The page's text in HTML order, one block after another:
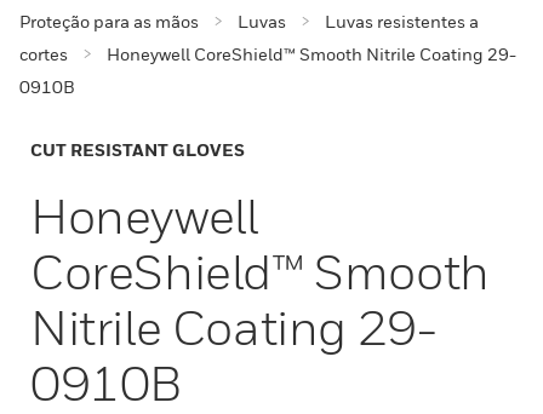
Proteção para as mãos
Luvas
Luvas resistentes a
cortes
Honeywell CoreShield™ Smooth Nitrile Coating 29-
0910B
CUT RESISTANT GLOVES
Honeywell
CoreShield™ Smooth
Nitrile Coating 29-
0910B